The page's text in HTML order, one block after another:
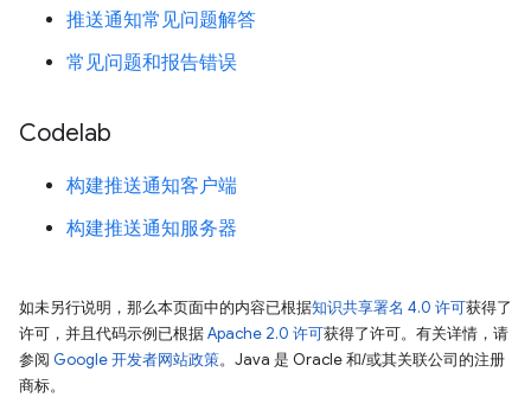
推送通知常见问题解答
常见问题和报告错误
Codelab
构建推送通知客户端
构建推送通知服务器
如未另行说明，那么本页面中的内容已根据知识共享署名 4.0 许可获得了
许可，并且代码示例已根据Apache 2.0 许可获得了许可。有关详情，请
参阅 Google 开发者网站政策。Java 是 Oracle 和/或其关联公司的注册
商标。